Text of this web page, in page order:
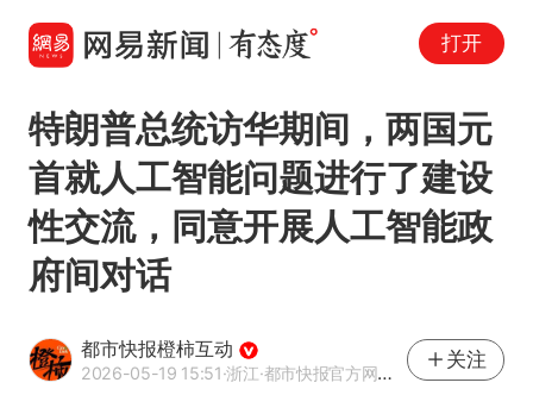
打开
特朗普总统访华期间，两国元
首就人工智能问题进行了建设
性交流，同意开展人工智能政
府间对话
都市快报橙柿互动
2026-05-19 15:51·浙江·都市快报官方网易号
关注